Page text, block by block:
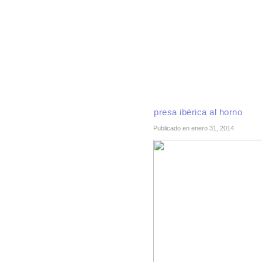
presa ibérica al horno
Publicado en enero 31, 2014